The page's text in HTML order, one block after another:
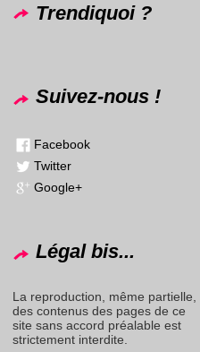
Trendiquoi ?
Suivez-nous !
Facebook
Twitter
Google+
Légal bis...
La reproduction, même partielle,
des contenus des pages de ce
site sans accord préalable est
strictement interdite.